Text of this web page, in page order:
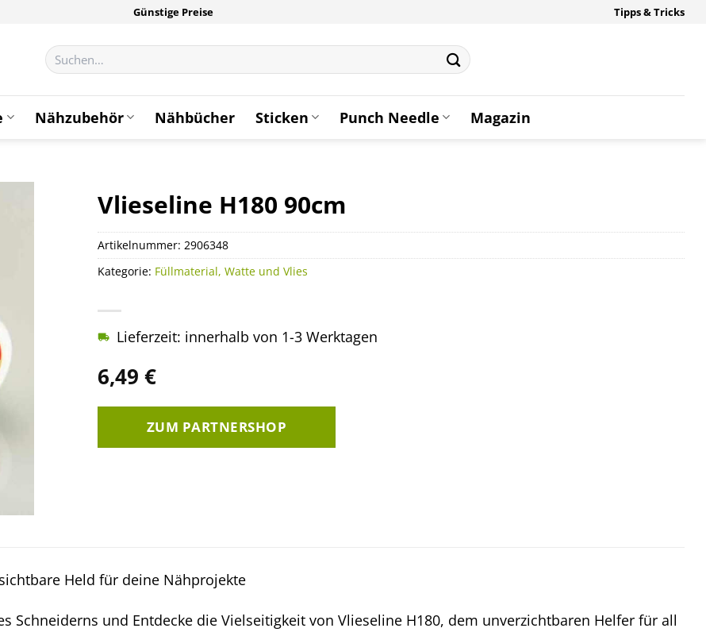
Günstige Preise Tipps & Tricks
Suchen
nach:
Nähzubehör Nähbücher Sticken Punch Needle Magazin
Vlieseline H180 90cm
6,49 €
Lieferzeit: innerhalb von 1-3 Werktagen
ZUM PARTNERSHOP
Artikelnummer: 2906348
Kategorie: Füllmaterial, Watte und Vlies
Held für deine Nähprojekte
Schneiderns und Entdecke die Vielseitigkeit von Vlieseline H180, dem unverzichtbaren Helfer für all